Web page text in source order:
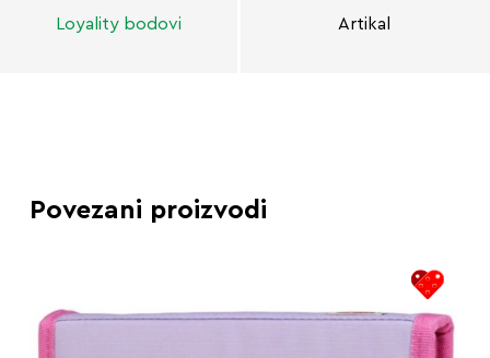
Loyality bodovi Artikal
Povezani proizvodi